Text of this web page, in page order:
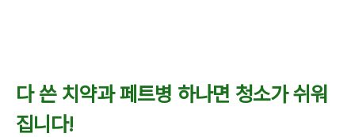
다 쓴 치약과 페트병 하나면 청소가 쉬워
집니다!